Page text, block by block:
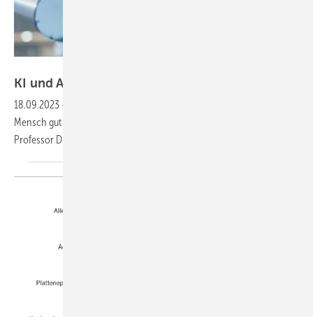
KI undArbeitsschutz
18.09.2023 -
Mensch gut oder schlecht verwenden kann“ – diese Ansicht vertritt
Professor Dr. Lars